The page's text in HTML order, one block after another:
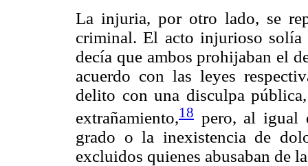
La injuria, por otro lado, se
criminal. El acto injurioso solía
decía que ambos prohijaban el
acuerdo con las leyes
delito con una disculpa
extrañamiento,18 pero, al igual
grado o la inexistencia de
excluidos quienes abusaban de